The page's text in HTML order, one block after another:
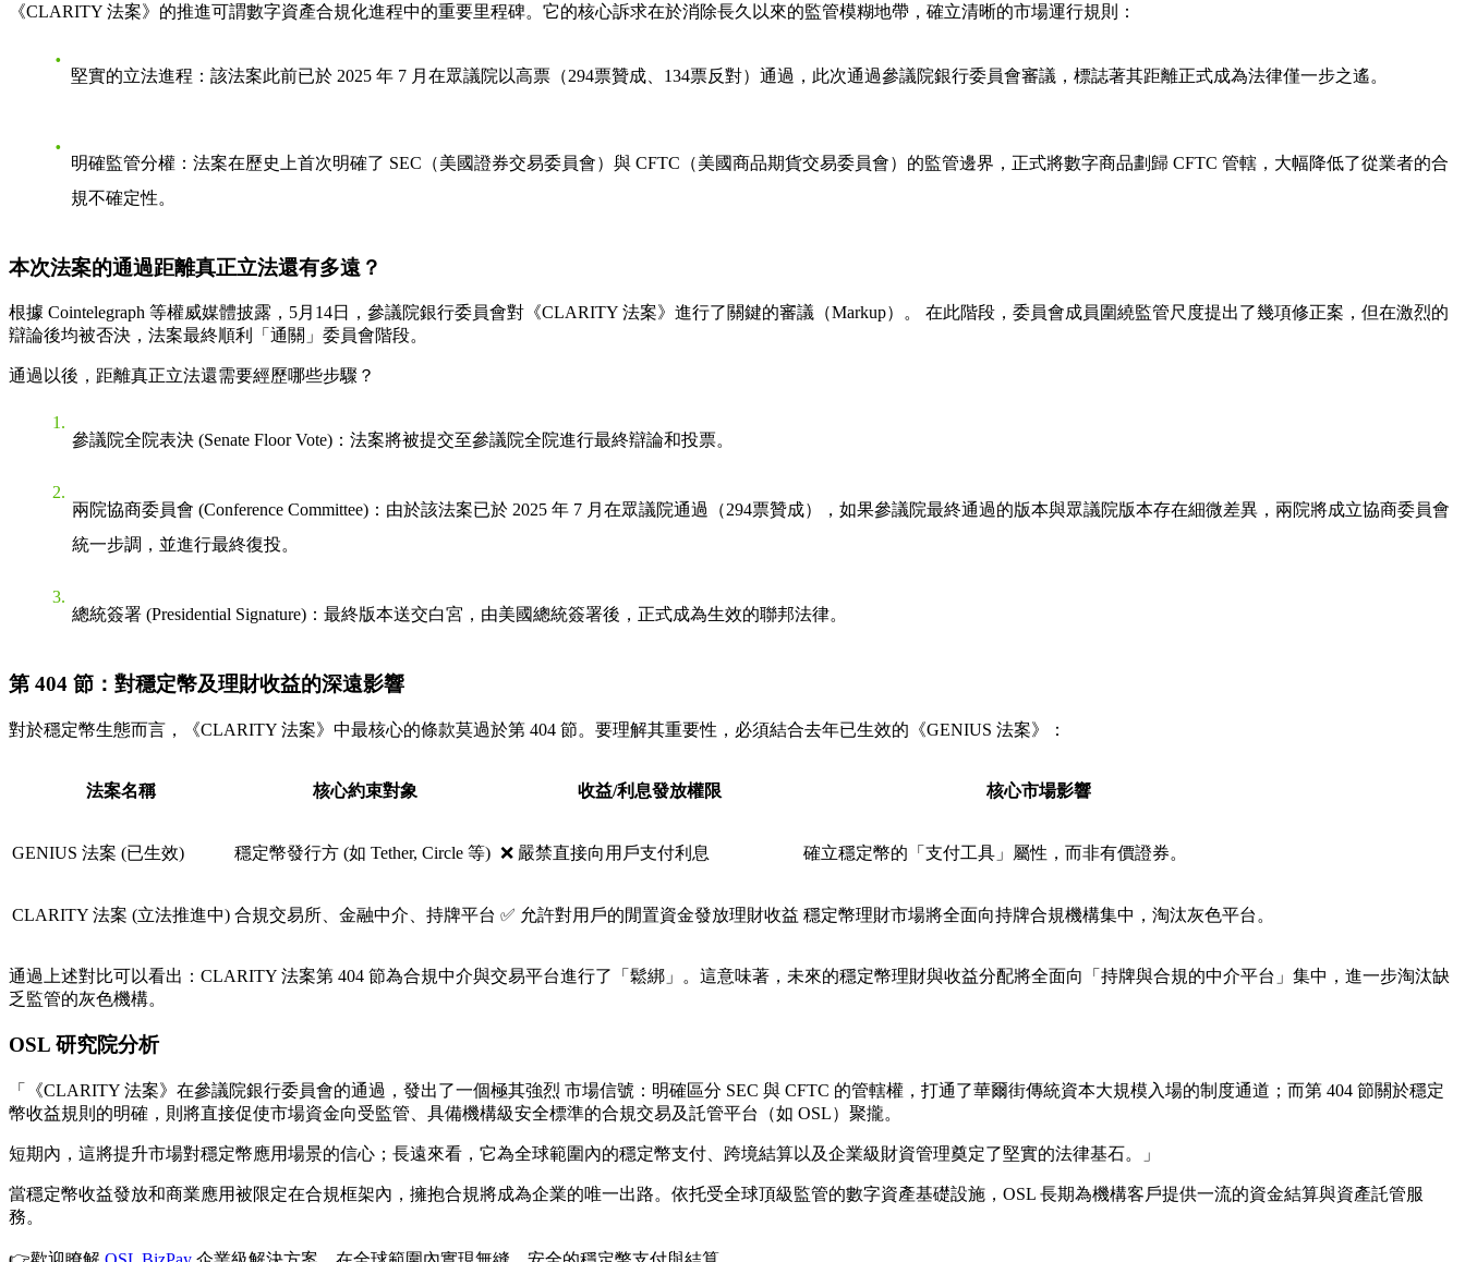
《CLARITY 法案》的推進可謂數字資產合規化進程中的重要里程碑。它的核心訴求在於消除長久以來的監管模糊地帶，確立清晰的市場運行規則：
堅實的立法進程 ：該法案此前已於 2025 年 7 月在眾議院以高票（294票贊成、134票反對）通過，此次通過參議院銀行委員會審議，標誌著其距離正式成為法律僅一步之遙。
明確監管分權 ：法案在歷史上首次明確了 SEC（美國證券交易委員會）與 CFTC（美國商品期貨交易委員會）的監管邊界，正式將數字商品劃歸 CFTC 管轄，大幅降低了從業者的合
規不確定性。
本次法案的通過距離真正立法還有多遠？
根據 Cointelegraph 等權威媒體披露，5月14日，參議院銀行委員會對《CLARITY 法案》進行了關鍵的審議（Markup）。 在此階段，委員會成員圍繞監管尺度提出了幾項修正案，但在激烈的
辯論後均被否決，法案最終順利「通關」委員會階段。
通過以後，距離真正立法還需要經歷哪些步驟？
參議院全院表決 (Senate Floor Vote) ：法案將被提交至參議院全院進行最終辯論和投票。
兩院協商委員會 (Conference Committee) ：由於該法案已於 2025 年 7 月在眾議院通過（294票贊成），如果參議院最終通過的版本與眾議院版本存在細微差異，兩院將成立協商委員會
統一步調，並進行最終復投。
總統簽署 (Presidential Signature) ：最終版本送交白宮，由美國總統簽署後，正式成為生效的聯邦法律。
第 404 節：對穩定幣及理財收益的深遠影響
對於穩定幣生態而言，《CLARITY 法案》中最核心的條款莫過於第 404 節。要理解其重要性，必須結合去年已生效的《GENIUS 法案》：
法案名稱 核心約束對象 收益/利息發放權限 核心市場影響
GENIUS 法案 (已生效) 穩定幣發行方 (如 Tether, Circle 等) ❌ 嚴禁直接向用戶支付利息 確立穩定幣的「支付工具」屬性，而非有價證券。
CLARITY 法案 (立法推進中) 合規交易所、金融中介、持牌平台 ✅ 允許對用戶的閒置資金發放理財收益 穩定幣理財市場將全面向持牌合規機構集中，淘汰灰色平台。
通過上述對比可以看出：CLARITY 法案第 404 節為合規中介與交易平台進行了「鬆綁」。這意味著，未來的穩定幣理財與收益分配將全面向「持牌與合規的中介平台」集中，進一步淘汰缺
乏監管的灰色機構。
OSL 研究院分析
「《CLARITY 法案》在參議院銀行委員會的通過，發出了一個極其強烈 市場信號：明確區分 SEC 與 CFTC 的管轄權，打通了華爾街傳統資本大規模入場的制度通道；而第 404 節關於穩定
幣收益規則的明確，則將直接促使市場資金向受監管、具備機構級安全標準的合規交易及託管平台（如 OSL）聚攏。
短期內，這將提升市場對穩定幣應用場景的信心；長遠來看，它為全球範圍內的穩定幣支付、跨境結算以及企業級財資管理奠定了堅實的法律基石。」
當穩定幣收益發放和商業應用被限定在合規框架內，擁抱合規將成為企業的唯一出路。依托受全球頂級監管的數字資產基礎設施，OSL 長期為機構客戶提供一流的資金結算與資產託管服
務。